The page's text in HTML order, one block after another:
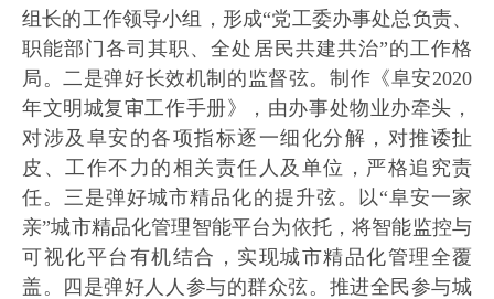
组长的工作领导小组，形成“党工委办事处总负责、
职能部门各司其职、全处居民共建共治”的工作格
局。二是弹好长效机制的监督弦。制作《阜安2020
年文明城复审工作手册》，由办事处物业办牵头，
对涉及阜安的各项指标逐一细化分解，对推诿扯
皮、工作不力的相关责任人及单位，严格追究责
任。三是弹好城市精品化的提升弦。以“阜安一家
亲”城市精品化管理智能平台为依托，将智能监控与
可视化平台有机结合，实现城市精品化管理全覆
盖。四是弹好人人参与的群众弦。推进全民参与城